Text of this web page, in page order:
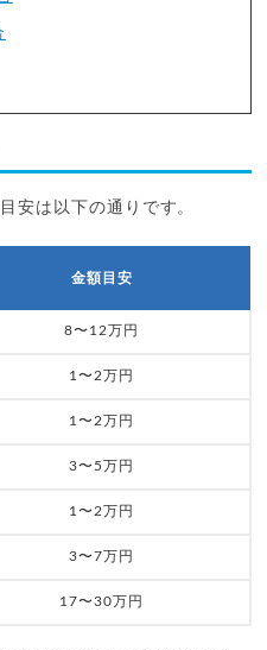
安は以下の通りです。
金額目安
8〜12万円
1〜2万円
1〜2万円
3〜5万円
1〜2万円
3〜7万円
17〜30万円